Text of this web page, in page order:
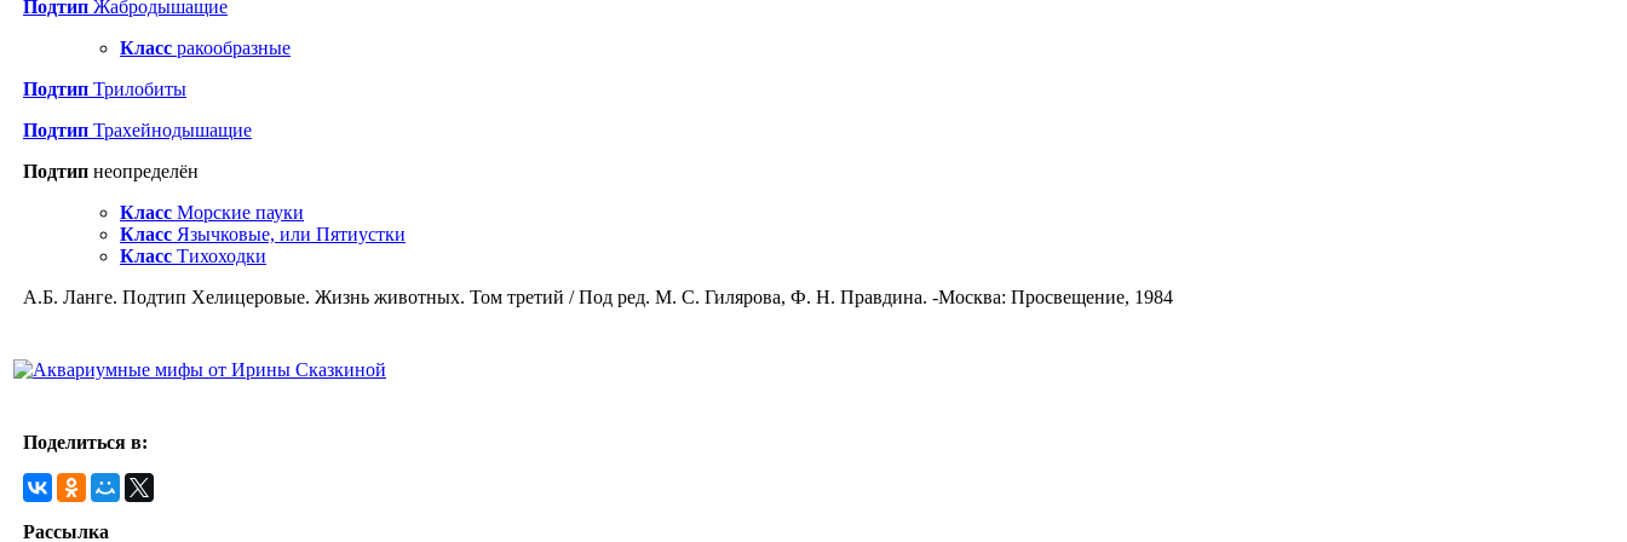
Подтип Жабродышащие
Класс ракообразные
Подтип Трилобиты
Подтип Трахейнодышащие
Подтип неопределён
Класс Морские пауки
Класс Язычковые, или Пятиустки
Класс Тихоходки
А.Б. Ланге. Подтип Хелицеровые. Жизнь животных. Том третий / Под ред. М. С. Гилярова, Ф. Н. Правдина. -Москва: Просвещение, 1984
Поделиться в:
Рассылка